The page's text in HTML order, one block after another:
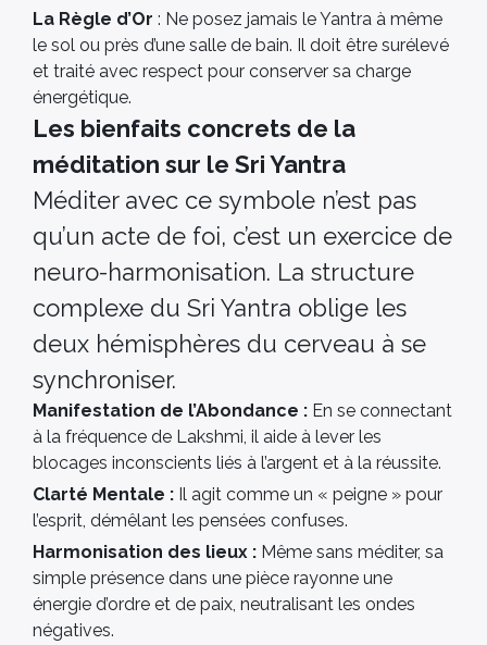
La Règle d’Or : Ne posez jamais le Yantra à même
le sol ou près d’une salle de bain. Il doit être surélevé
et traité avec respect pour conserver sa charge
énergétique.
Les bienfaits concrets de la
méditation sur le Sri Yantra
Méditer avec ce symbole n’est pas
qu’un acte de foi, c’est un exercice de
neuro-harmonisation. La structure
complexe du Sri Yantra oblige les
deux hémisphères du cerveau à se
synchroniser.
Manifestation de l’Abondance : En se connectant
à la fréquence de Lakshmi, il aide à lever les
blocages inconscients liés à l’argent et à la réussite.
Clarté Mentale : Il agit comme un « peigne » pour
l’esprit, démêlant les pensées confuses.
Harmonisation des lieux : Même sans méditer, sa
simple présence dans une pièce rayonne une
énergie d’ordre et de paix, neutralisant les ondes
négatives.